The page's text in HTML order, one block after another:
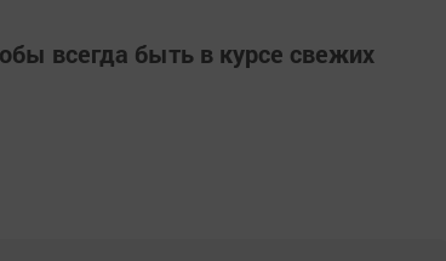
всегда быть в курсе свежих